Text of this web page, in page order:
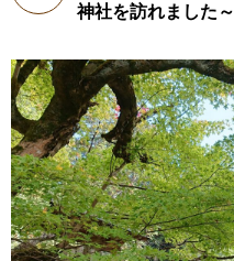
神社を訪れました～